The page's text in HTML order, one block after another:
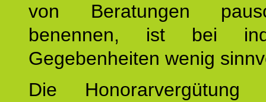
von Beratungen
benennen, ist bei
Gegebenheiten wenig
Die